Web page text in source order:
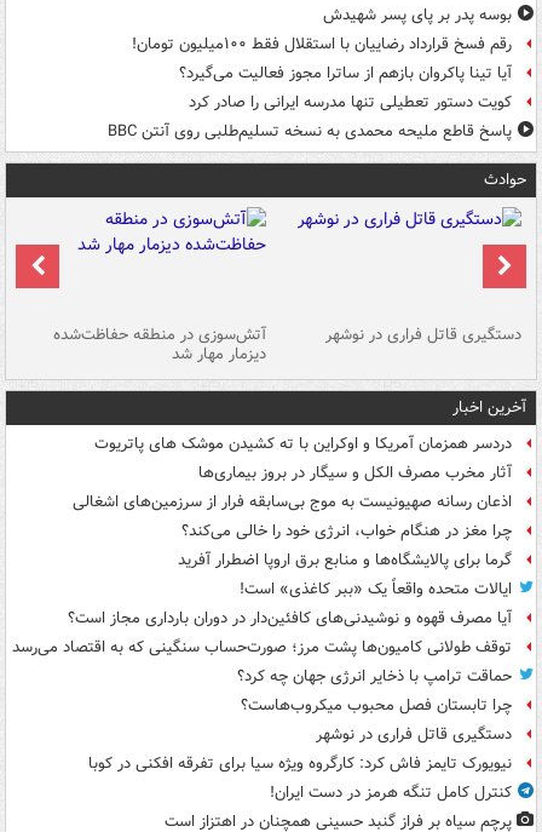
بوسه‌ پدر بر پای پسر شهیدش
رقم فسخ قرارداد رضاییان با استقلال فقط ۱۰۰میلیون تومان!
آیا تینا پاکروان بازهم از ساترا مجوز فعالیت می‌گیرد؟
کویت دستور تعطیلی تنها مدرسه ایرانی را صادر کرد
پاسخ قاطع ملیحه محمدی به نسخه تسلیم‌طلبی روی آنتن BBC
حوادث
دستگیری قاتل فراری در نوشهر آتش‌سوزی در منطقه حفاظت‌شده
دیزمار مهار شد
آخرین اخبار
دردسر همزمان آمریکا و اوکراین با ته کشیدن موشک های پاتریوت
آثار مخرب مصرف الکل و سیگار در بروز بیماری‌ها
اذعان رسانه صهیونیست به موج بی‌سابقه فرار از سرزمین‌های اشغالی
چرا مغز در هنگام خواب، انرژی خود را خالی می‌کند؟
گرما برای پالایشگاه‌ها و منابع برق اروپا اضطرار آفرید
ایالات متحده واقعاً یک «ببر کاغذی» است!
آیا مصرف قهوه و نوشیدنی‌های کافئین‌دار در دوران بارداری مجاز است؟
توقف طولانی کامیون‌ها پشت مرز؛ صورت‌حساب سنگینی که به اقتصاد می‌رسد
حماقت ترامپ با ذخایر انرژی جهان چه کرد؟
چرا تابستان فصل محبوب میکروب‌هاست؟
دستگیری قاتل فراری در نوشهر
نیویورک تایمز فاش کرد: کارگروه ویژه سیا برای تفرقه افکنی در کوبا
کنترل کامل تنگه هرمز در دست ایران!
پرچم سیاه بر فراز گنبد حسینی همچنان در اهتزاز است